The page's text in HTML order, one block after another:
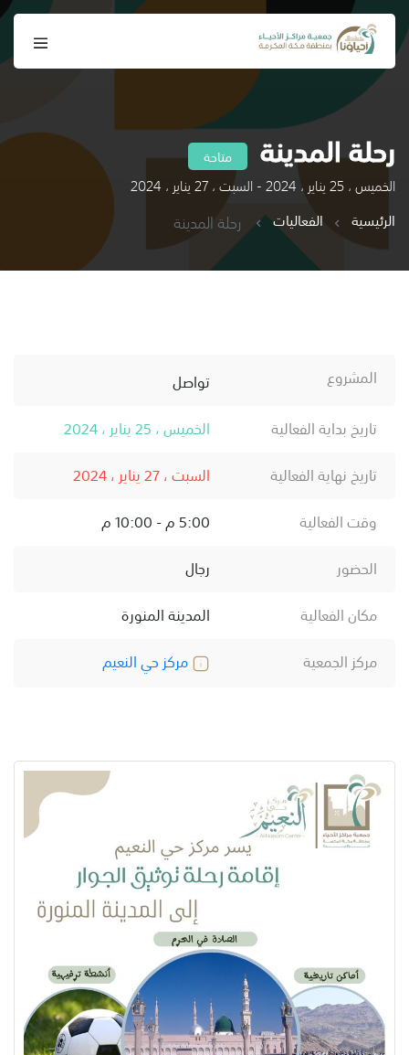
رحلة المدينة متاحة
الخميس ، 25 يناير ، 2024 - السبت ، 27 يناير ، 2024
الرئيسية
الفعاليات رحلة المدينة
المشروع
تواصل
تاريخ بداية الفعالية
الخميس ، 25 يناير ، 2024
تاريخ نهاية الفعالية
السبت ، 27 يناير ، 2024
وقت الفعالية
5:00 م - 10:00 م
الحضور
رجال
مكان الفعالية
المدينة المنورة
مركز الجمعية
مركز حي النعيم